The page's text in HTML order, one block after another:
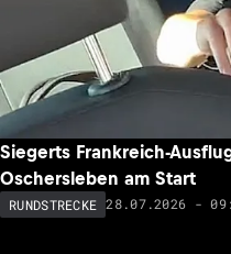
Siegerts Frankreich-
Oschersleben am Start
RUNDSTRECKE 28.07.2026 -